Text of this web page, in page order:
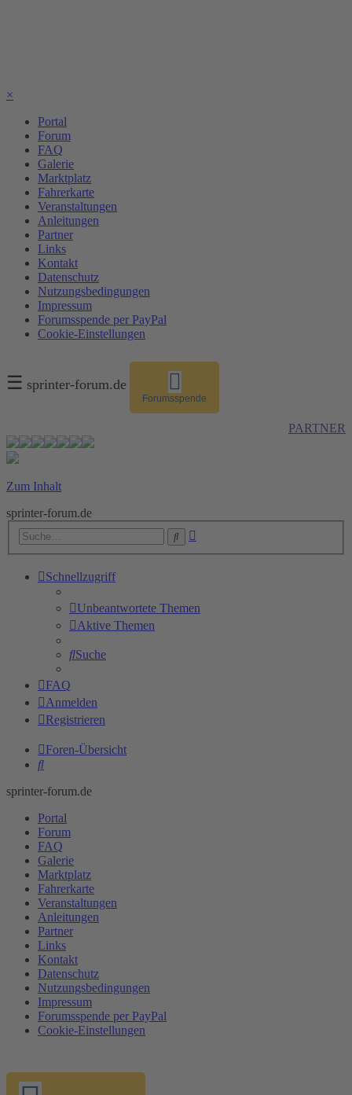
×
Portal
Forum
FAQ
Galerie
Marktplatz
Fahrerkarte
Veranstaltungen
Anleitungen
Partner
Links
Kontakt
Datenschutz
Nutzungsbedingungen
Impressum
Forumsspende per PayPal
Cookie-Einstellungen
☰ sprinter-forum.de
Forumsspende
PARTNER
Zum Inhalt
sprinter-forum.de
Suche
Schnellzugriff
Unbeantwortete Themen
Aktive Themen
Suche
FAQ
Anmelden
Registrieren
Foren-Übersicht
Suche
sprinter-forum.de
Portal
Forum
FAQ
Galerie
Marktplatz
Fahrerkarte
Veranstaltungen
Anleitungen
Partner
Links
Kontakt
Datenschutz
Nutzungsbedingungen
Impressum
Forumsspende per PayPal
Cookie-Einstellungen